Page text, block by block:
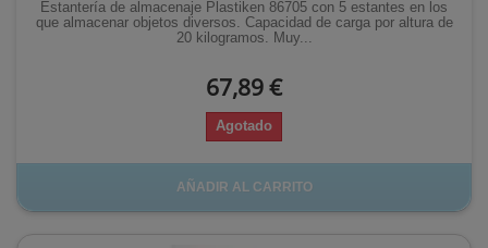
Estantería de almacenaje Plastiken 86705 con 5 estantes en los
que almacenar objetos diversos. Capacidad de carga por altura de
20 kilogramos. Muy...
67,89 €
Agotado
AÑADIR AL CARRITO